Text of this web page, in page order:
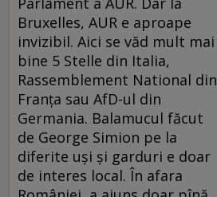
Bruxelles, AUR e aproape
invizibil. Aici se văd mult mai
bine 5 Stelle din Italia,
Rassemblement National din
Franța sau AfD-ul din
Germania. Balamucul făcut
de George Simion pe la
diferite uși și garduri e doar
de interes local. În afara